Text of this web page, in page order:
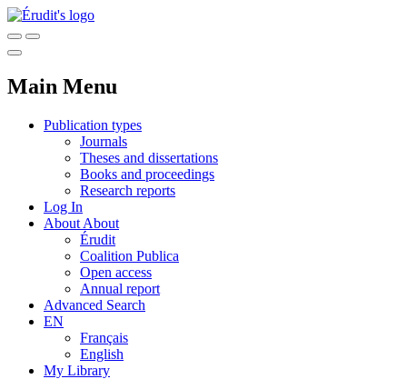
Main Menu
Publication types
Journals
Theses and dissertations
Books and proceedings
Research reports
Log In
About About
Érudit
Coalition Publica
Open access
Annual report
Advanced Search
EN
Français
English
My Library